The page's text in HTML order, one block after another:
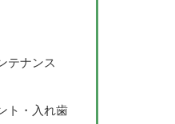
テナンス
ト・入れ歯